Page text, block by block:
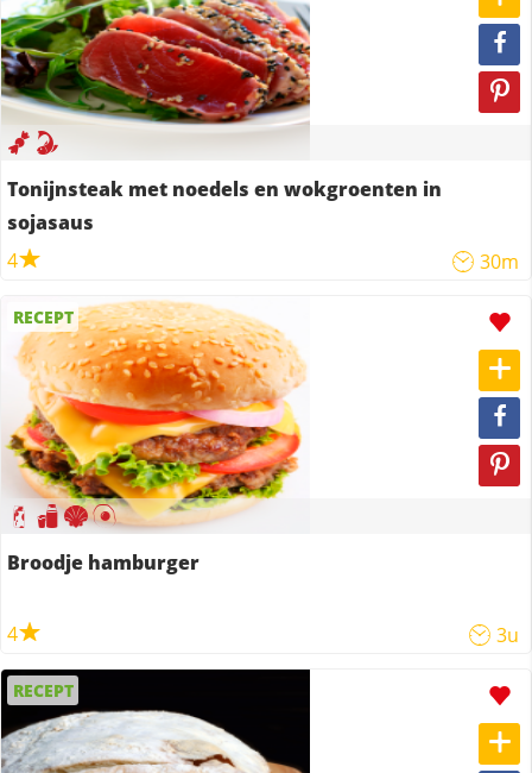
Tonijnsteak met noedels en wokgroenten in
sojasaus
4
30m
RECEPT
Broodje hamburger
4 3u
RECEPT